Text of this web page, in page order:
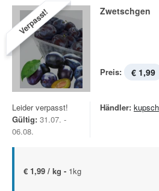
Verpasst! Zwetschgen
Preis: € 1,99
Leider verpasst!
Gültig: 31.07. -
06.08.
Händler: kupsch
€ 1,99 / kg - 1kg